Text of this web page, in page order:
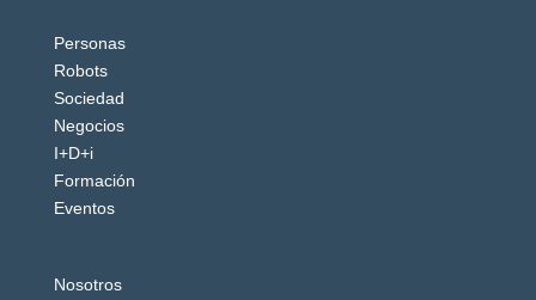
Personas
Robots
Sociedad
Negocios
I+D+i
Formación
Eventos
Nosotros